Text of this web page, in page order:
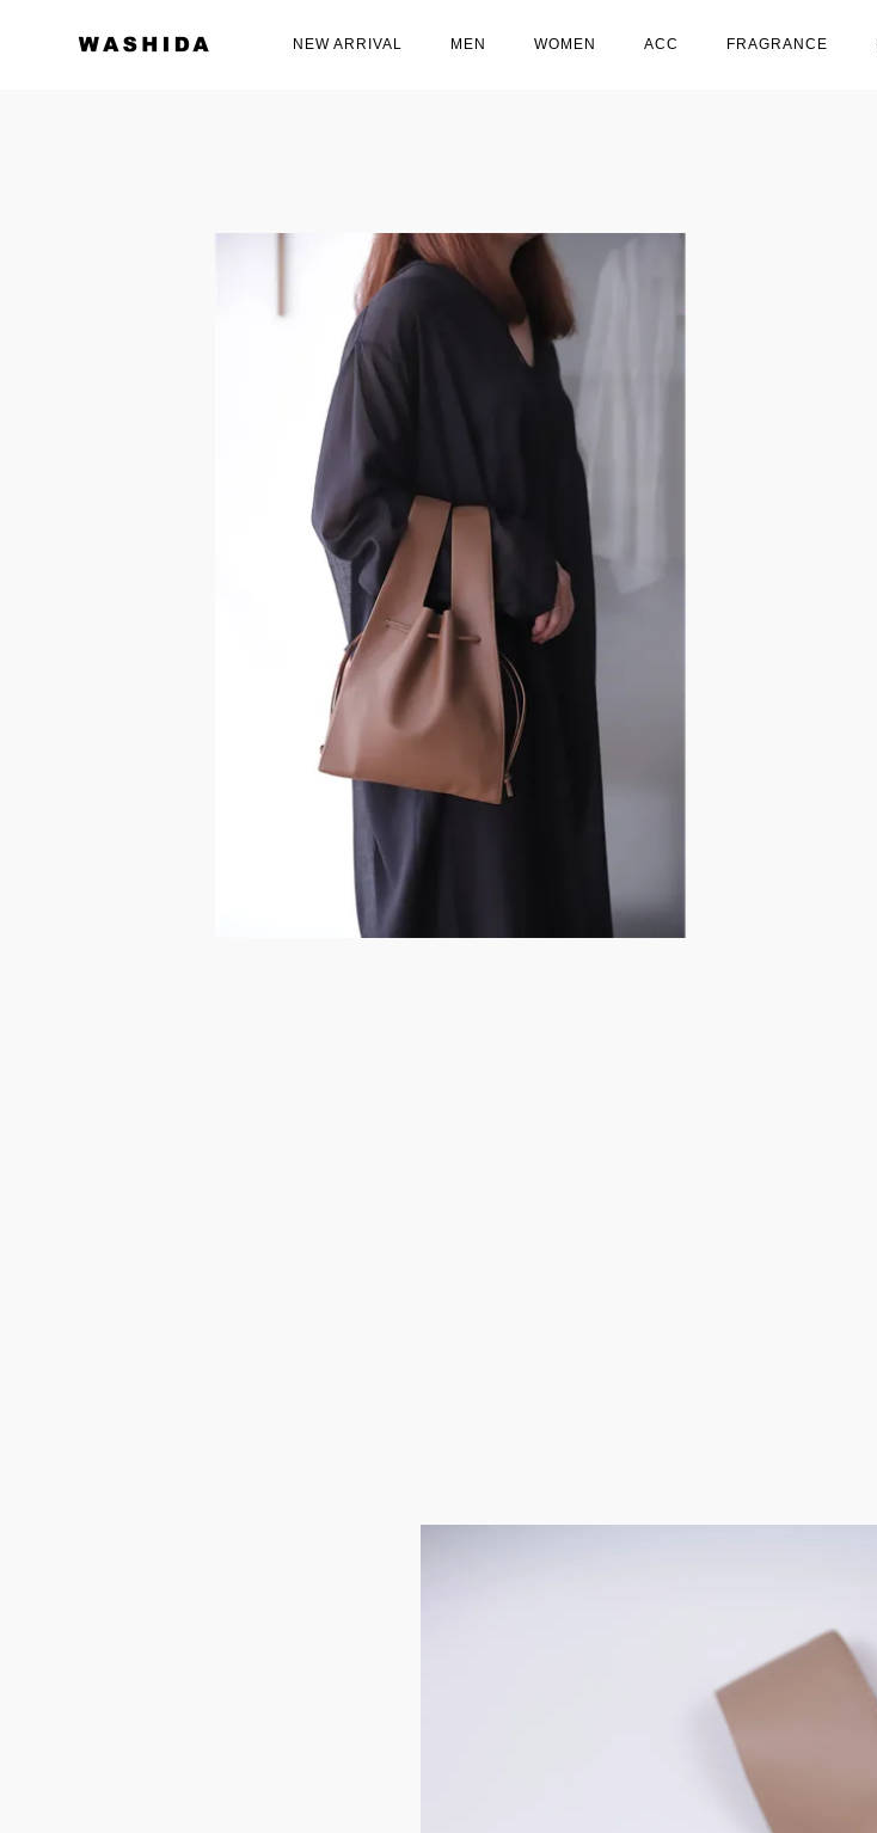
NEW ARRIVAL MEN WOMEN ACC FRAGRANCE